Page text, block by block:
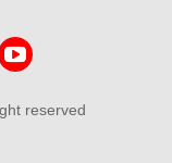
reserved